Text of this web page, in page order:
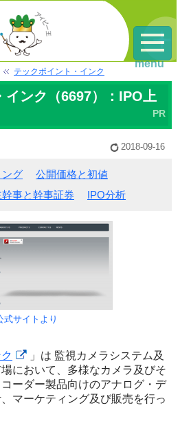
テックポイント・インク
インク（6697）：IPO上
2018-09-16
ング
公開価格と初値
幹事と幹事証券 IPO分析
式サイトより
」は 監視カメラシステム及
において、多様なカメラ及びそ
ーダー製品向けのアナログ・デ
マーケティング及び販売を行っ
menu